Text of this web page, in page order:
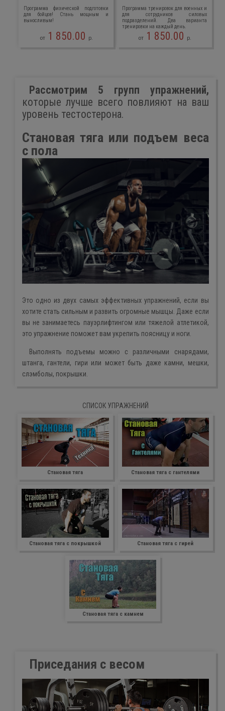
Программа физической подготовки
для бойцов! Стань мощным и
выносливым!
от1 850.00 р.
Программа тренировок для военных и
для сотрудников силовых
подразделений. Два варианта
тренировки на каждый день.
от1 850.00 р.
Рассмотрим 5 групп упражнений,
которые лучше всего повлияют на ваш
уровень тестостерона.
Становая тяга или подъем веса
с пола
Это одно из двух самых эффективных упражнений, если вы
хотите стать сильным и развить огромные мышцы. Даже если
вы не занимаетесь пауэрлифтингом или тяжелой атлетикой,
это упражнение поможет вам укрепить поясницу и ноги.
Выполнять подъемы можно с различными снарядами,
штанга, гантели, гири или может быть даже камни, мешки,
слэмболы, покрышки.
СПИСОК УПРАЖНЕНИЙ
Становая тяга Становая тяга с гантелями
Становая тяга с покрышкой Становая тяга с гирей
Становая тяга с камнем
Πpиceдaния c весом